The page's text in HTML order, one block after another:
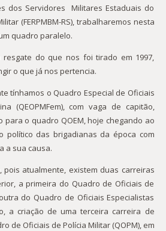
dos Servidores Militares Estaduais do
(FERPMBM-RS), trabalharemos nesta
quadro paralelo.
do que nos foi tirado em 1997,
o que já nos pertencia.
tínhamos o Quadro Especial de Oficiais
(QEOPMFem), com vaga de capitão,
para o quadro QOEM, hoje chegando ao
político das brigadianas da época com
a sua causa.
pois atualmente, existem duas carreiras
a primeira do Quadro de Oficiais de
do Quadro de Oficiais Especialistas
a criação de uma terceira carreira de
de Oficiais de Polícia Militar (QOPM), em